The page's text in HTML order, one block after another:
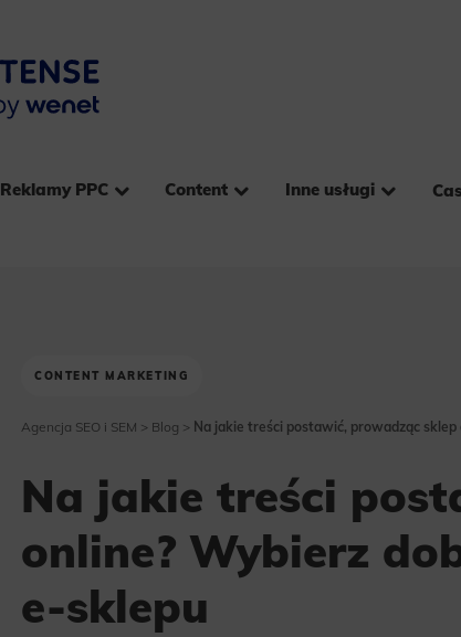
Reklamy PPC Content Inne usługi
CONTENT MARKETING
Agencja SEO i SEM > Blog > Na jakie treści postawić, prowadząc
Na jakie treści
online? Wybierz
e-sklepu